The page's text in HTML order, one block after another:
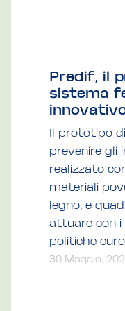
Predif, il
sistema
Il prototipo
prevenire gli
realizzato
materiali
legno, e
attuare con i
politiche
30 Maggio,